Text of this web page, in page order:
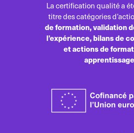
La certification qualité a
titre des catégories
de formation, validation
l’expérience, bilans de
et actions de